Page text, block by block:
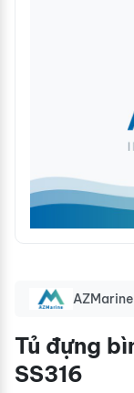
AZMarine
Tủ đựng
SS316